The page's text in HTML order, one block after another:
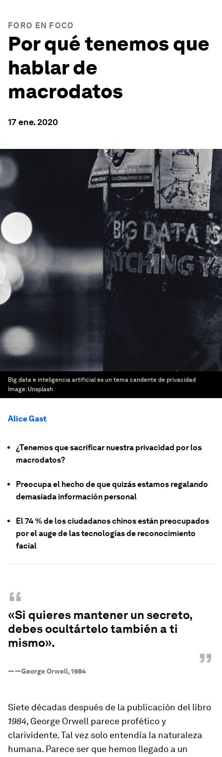
FORO EN FOCO
Por qué tenemos que
hablar de
macrodatos
17 ene. 2020
Big data e inteligencia artificial es un tema candente de privacidad
Image: Unsplash
Alice Gast
¿Tenemos que sacrificar nuestra privacidad por los
macrodatos?
Preocupa el hecho de que quizás estamos regalando
demasiada información personal
El 74 % de los ciudadanos chinos están preocupados
por el auge de las tecnologías de reconocimiento
facial
“
«Si quieres mantener un secreto,
debes ocultártelo también a ti
mismo».
”
——George Orwell, 1984
Siete décadas después de la publicación del libro
1984, George Orwell parece profético y
clarividente. Tal vez solo entendía la naturaleza
humana. Parece ser que hemos llegado a un